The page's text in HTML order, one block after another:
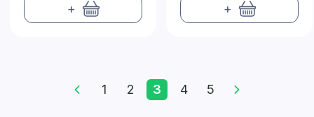
+ +
1 2 3 4 5